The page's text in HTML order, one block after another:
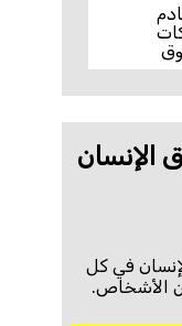
الإنسان
في كل
الأشخاص.